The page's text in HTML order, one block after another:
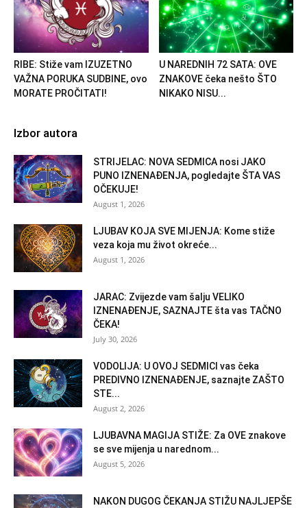
RIBE: Stiže vam IZUZETNO
VAŽNA PORUKA SUDBINE, ovo
MORATE PROČITATI!
U NAREDNIH 72 SATA: OVE
ZNAKOVE čeka nešto ŠTO
NIKAKO NISU...
Izbor autora
STRIJELAC: NOVA SEDMICA nosi JAKO
PUNO IZNENAĐENJA, pogledajte ŠTA VAS
OČEKUJE!
August 1, 2026
LJUBAV KOJA SVE MIJENJA: Kome stiže
veza koja mu život okreće...
August 1, 2026
JARAC: Zvijezde vam šalju VELIKO
IZNENAĐENJE, SAZNAJTE šta vas TAČNO
ČEKA!
July 30, 2026
VODOLIJA: U OVOJ SEDMICI vas čeka
PREDIVNO IZNENAĐENJE, saznajte ZAŠTO
STE...
August 2, 2026
LJUBAVNA MAGIJA STIŽE: Za OVE znakove
se sve mijenja u narednom...
August 5, 2026
NAKON DUGOG ČEKANJA STIŽU NAJLJEPŠE